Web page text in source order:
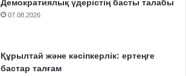
Демократиялық үдерістің басты талабы
07.08.2026
Құрылтай және кәсіпкерлік: ертеңге
бастар талғам